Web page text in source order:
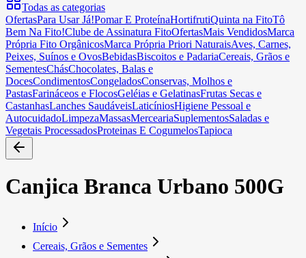
Todas as categorias
OfertasPara Usar Já!Pomar E ProteínaHortifrutiQuinta na FitoTô
Bem Na Fito!Clube de Assinatura FitoOfertasMais VendidosMarca
Própria Fito OrgânicosMarca Própria Priori NaturaisAves, Carnes,
Peixes, Suínos e OvosBebidasBiscoitos e PadariaCereais, Grãos e
SementesChásChocolates, Balas e
DocesCondimentosCongeladosConservas, Molhos e
PastasFarináceos e FlocosGeléias e GelatinasFrutas Secas e
CastanhasLanches SaudáveisLaticíniosHigiene Pessoal e
AutocuidadoLimpezaMassasMerceariaSuplementosSaladas e
Vegetais ProcessadosProteinas E CogumelosTapioca
Canjica Branca Urbano 500G
Início
Cereais, Grãos e Sementes